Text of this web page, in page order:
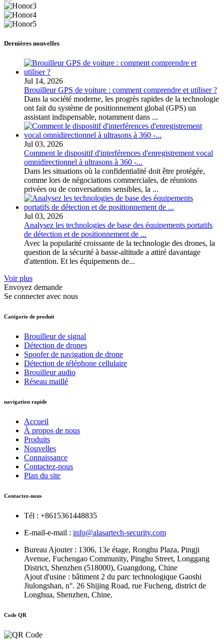
Dernières nouvelles
Jul 14, 2026
Brouilleur GPS de voiture : comment comprendre et utiliser ?
Dans la société moderne, les progrès rapides de la technologie
ont fait du système de positionnement global (GPS) un
assistant indispensable, notamment dans ...
Jul 03, 2026
Comment le dispositif d'interférences d'enregistrement vocal
omnidirectionnel à ultrasons à 360 -...
Dans les situations où la confidentialité doit être protégée,
comme lors de négociations commerciales, de réunions
privées ou de conversations sensibles, la ...
Jul 03, 2026
Analysez les technologies de base des équipements portatifs
de détection et de positionnement de ...
Avec la popularité croissante de la technologie des drones, la
question de la sécurité à basse-altitude a attiré davantage
d'attention. Et les équipements de...
Voir plus
Envoyez demande
Se connecter avec nous
Catégorie de produit
Brouilleur de signal
Détection de drones
Spoofer de navigation de drone
Détection de téléphone cellulaire
Brouilleur audio
Réseau maillé
navigation rapide
Accueil
À propos de nous
Produits
Nouvelles
Connaissance
Contactez-nous
Plan du site
Contactez-nous
Tél : +8615361448835
E-mail-e-mail : info@alasartech-security.com
Bureau Ajouter : 1306, 13e étage, Ronghu Plaza, Pingji
Avenue, Fuchengao Community, Pinghu Street, Longgang
District, Shenzhen (518000), Guangdong, Chine
Ajout d'usine : bâtiment 2 du parc technologique Gaoshi
Jiulongshan, n°. 26 Shijing Road, rue Fucheng, district de
Longhua, Shenzhen, Chine.
Code QR